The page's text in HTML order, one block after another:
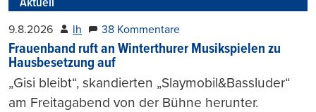
9.8.2026 lh 38 Kommentare
Frauenband ruft an Winterthurer Musikspielen zu
Hausbesetzung auf
„Gisi bleibt“, skandierten „Slaymobil&Bassluder“
am Freitagabend von der Bühne herunter.